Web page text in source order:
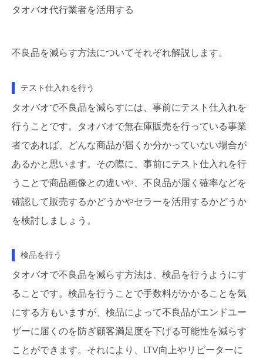
タオバオ代行業者を活用する
不良品を減らす方法についてそれぞれ解説します。
テスト仕入れを行う
タオバオで不良品を減らすには、事前にテスト仕入れを
行うことです。タオバオで無在庫販売を行っている事業
者であれば、どんな商品が届くか分かっていない場合が
あるかと思います。その際に、事前にテスト仕入れを行
うことで商品画像との違いや、不良品が届く確率などを
確認して販売するかどうかやセラーを活用するかどうか
を検討しましょう。
検品を行う
タオバオで不良品を減らす方法は、検品を行うようにす
ることです。検品を行うことで手数料がかかることを気
にする方もいますが、検品によって不良品がエンドユー
ザーに届くのを防ぎ顧客満足度を下げる可能性を減らす
ことができます。それにより、LTV向上やリピーターに